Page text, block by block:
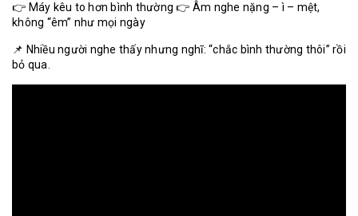
👉 Máy kêu to hơn bình thường 👉 Âm nghe nặng – ì – mệt,
không “êm” như mọi ngày
📌 Nhiều người nghe thấy nhưng nghĩ: “chắc bình thường thôi” rồi
bỏ qua.